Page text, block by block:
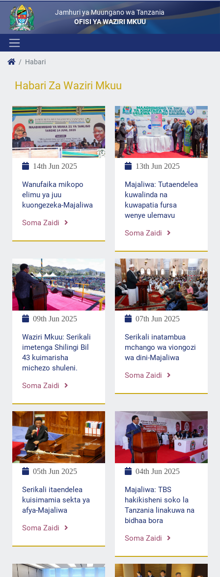
Jamhuri ya Muungano wa Tanzania
OFISI YA WAZIRI MKUU
Habari
Habari Za Waziri Mkuu
14th Jun 2025
Wanufaika mikopo
elimu ya juu
kuongezeka-Majaliwa
Soma Zaidi
13th Jun 2025
Majaliwa: Tutaendelea
kuwalinda na
kuwapatia fursa
wenye ulemavu
Soma Zaidi
09th Jun 2025
Waziri Mkuu: Serikali
imetenga Shilingi Bil
43 kuimarisha
michezo shuleni.
Soma Zaidi
07th Jun 2025
Serikali inatambua
mchango wa viongozi
wa dini-Majaliwa
Soma Zaidi
05th Jun 2025
Serikali itaendelea
kuisimamia sekta ya
afya-Majaliwa
Soma Zaidi
04th Jun 2025
Majaliwa: TBS
hakikisheni soko la
Tanzania linakuwa na
bidhaa bora
Soma Zaidi